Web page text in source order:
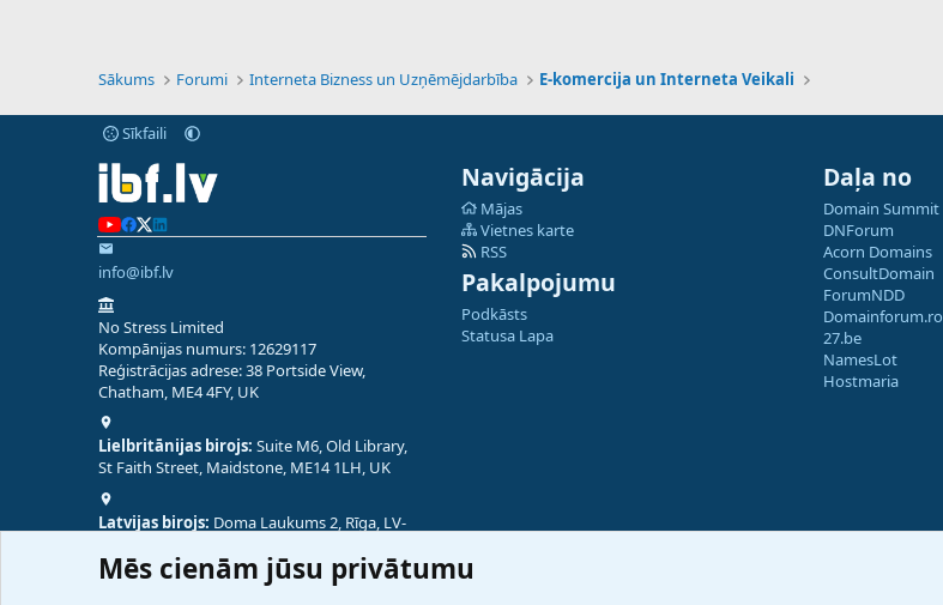
Sākums Forumi Interneta Bizness un Uzņēmējdarbība E-komercija un Interneta Veikali
Sīkfaili
info@ibf.lv
No Stress Limited
Kompānijas numurs: 12629117
Reģistrācijas adrese: 38 Portside View,
Chatham, ME4 4FY, UK
Lielbritānijas birojs: Suite M6, Old Library,
St Faith Street, Maidstone, ME14 1LH, UK
Latvijas birojs: Doma Laukums 2, Rīga, LV-
Navigācija
Mājas
Vietnes karte
RSS
Pakalpojumu
Podkāsts
Statusa Lapa
Daļa no
Domain Summit
DNForum
Acorn Domains
ConsultDomain
ForumNDD
Domainforum.ro
27.be
NamesLot
Hostmaria
Mēs cienām jūsu privātumu